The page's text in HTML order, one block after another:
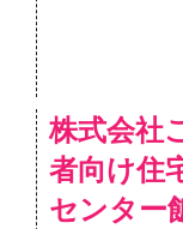
株式会社
者向け住
センター